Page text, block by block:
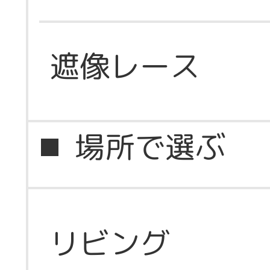
遮像レース
場所で選ぶ
リビング